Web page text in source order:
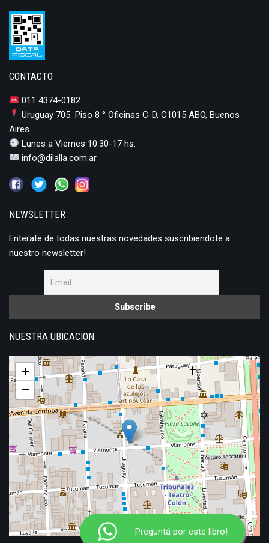
Preguntá por este libro!
CONTACTO
011 4374-0182
Uruguay 705 Piso 8 ° Oficinas C-D, C1015 ABO, Buenos
Aires.
Lunes a Viernes 10:30-17 hs.
info@dilalla.com.ar
NEWSLETTER
Enterate de todas nuestras novedades suscribiendote a
nuestro newsletter!
NUESTRA UBICACION
+
−